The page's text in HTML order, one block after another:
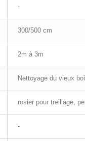
-
300/500 cm
2m à 3m
Nettoyage du vieux
rosier pour treillage,
-